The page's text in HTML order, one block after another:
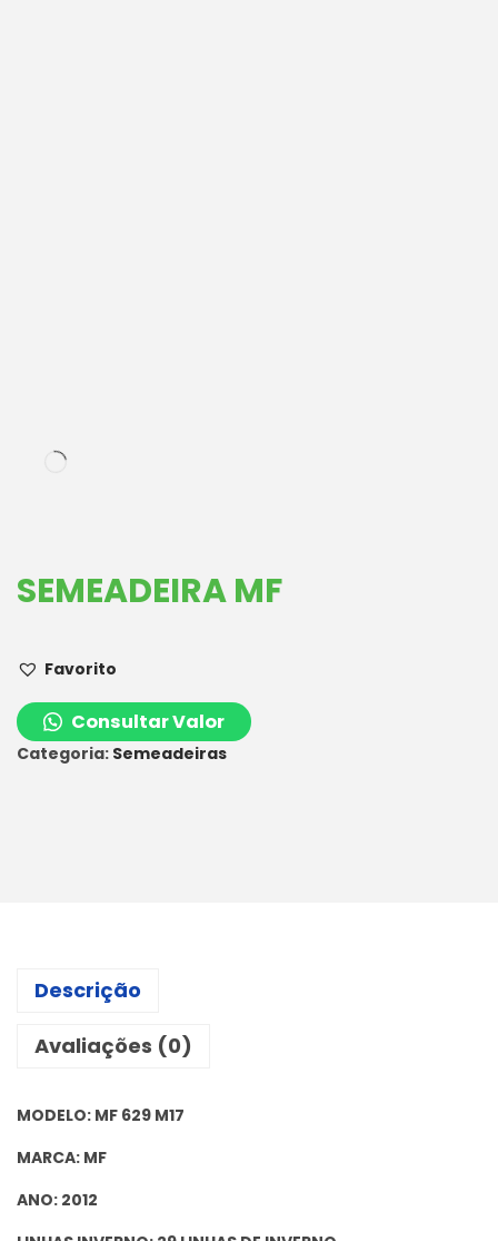
SEMEADEIRA MF
Favorito
Consultar Valor
Categoria: Semeadeiras
Descrição
Avaliações (0)
MODELO: MF 629 M17
MARCA: MF
ANO: 2012